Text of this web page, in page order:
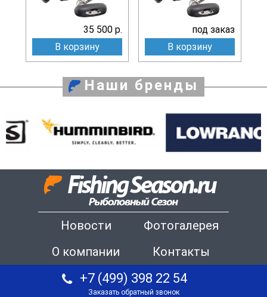
35 500 р.
В корзину
под заказ
В корзину
Наши бренды
Новости
Фотогалерея
О компании
Контакты
+7 (499) 398 22 54
Заказать обратный звонок